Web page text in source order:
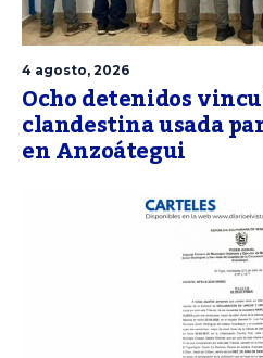
4 agosto, 2026
Ocho detenidos
clandestina usada
en Anzoátegui